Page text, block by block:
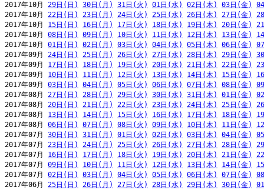
2017年10月 29日(日) 30日(月) 31日(火) 01日(水) 02日(木) 03日(金)
2017年10月 22日(日) 23日(月) 24日(火) 25日(水) 26日(木) 27日(金)
2017年10月 15日(日) 16日(月) 17日(火) 18日(水) 19日(木) 20日(金)
2017年10月 08日(日) 09日(月) 10日(火) 11日(水) 12日(木) 13日(金)
2017年10月 01日(日) 02日(月) 03日(火) 04日(水) 05日(木) 06日(金)
2017年09月 24日(日) 25日(月) 26日(火) 27日(水) 28日(木) 29日(金)
2017年09月 17日(日) 18日(月) 19日(火) 20日(水) 21日(木) 22日(金)
2017年09月 10日(日) 11日(月) 12日(火) 13日(水) 14日(木) 15日(金)
2017年09月 03日(日) 04日(月) 05日(火) 06日(水) 07日(木) 08日(金)
2017年08月 27日(日) 28日(月) 29日(火) 30日(水) 31日(木) 01日(金)
2017年08月 20日(日) 21日(月) 22日(火) 23日(水) 24日(木) 25日(金)
2017年08月 13日(日) 14日(月) 15日(火) 16日(水) 17日(木) 18日(金)
2017年08月 06日(日) 07日(月) 08日(火) 09日(水) 10日(木) 11日(金)
2017年07月 30日(日) 31日(月) 01日(火) 02日(水) 03日(木) 04日(金)
2017年07月 23日(日) 24日(月) 25日(火) 26日(水) 27日(木) 28日(金)
2017年07月 16日(日) 17日(月) 18日(火) 19日(水) 20日(木) 21日(金)
2017年07月 09日(日) 10日(月) 11日(火) 12日(水) 13日(木) 14日(金)
2017年07月 02日(日) 03日(月) 04日(火) 05日(水) 06日(木) 07日(金)
2017年06月 25日(日) 26日(月) 27日(火) 28日(水) 29日(木) 30日(金)